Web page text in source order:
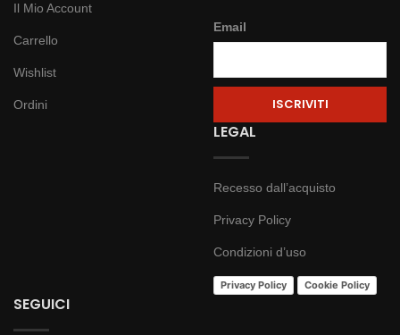
Il Mio Account
Carrello
Wishlist
Ordini
Email
LEGAL
Recesso dall’acquisto
Privacy Policy
Condizioni d’uso
Privacy Policy Cookie Policy
SEGUICI